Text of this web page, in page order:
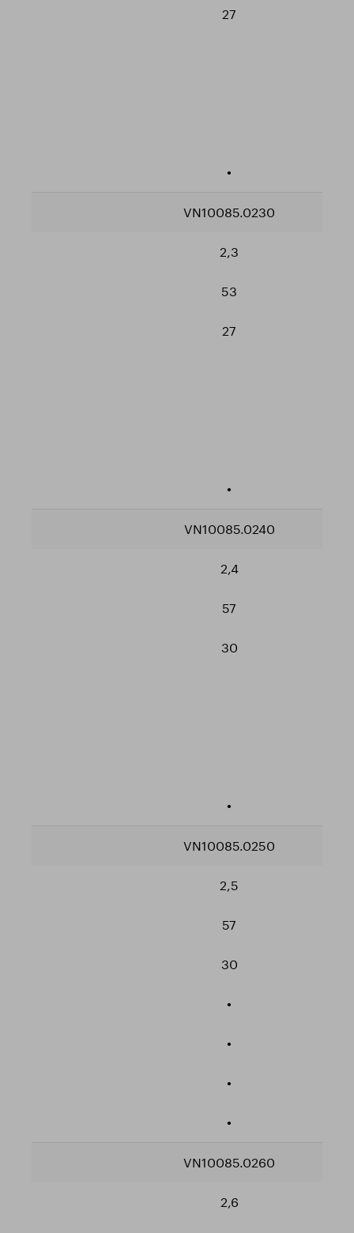
27
•
VN10085.0230
2,3
53
27
•
VN10085.0240
2,4
57
30
•
VN10085.0250
2,5
57
30
•
•
•
•
VN10085.0260
2,6